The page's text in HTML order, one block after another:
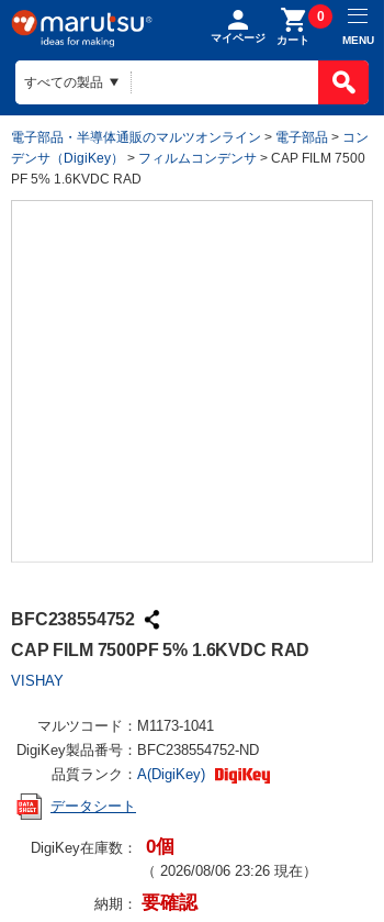
マイページ カート
0
MENU
電子部品・半導体通販のマルツオンライン > 電子部品 > コン
デンサ（DigiKey）
> フィルムコンデンサ > CAP FILM 7500
PF 5% 1.6KVDC RAD
BFC238554752
CAP FILM 7500PF 5% 1.6KVDC RAD
VISHAY
マルツコード： M1173-1041
DigiKey製品番号： BFC238554752-ND
品質ランク： A(DigiKey)
データシート
DigiKey在庫数： 0個
（ 2026/08/06 23:26 現在）
納期： 要確認